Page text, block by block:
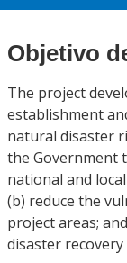
Objetivo
The project
establishment
natural disaster
the Government
national and
(b) reduce the
project areas;
disaster